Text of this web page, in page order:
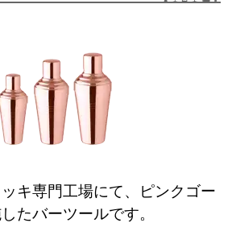
キ専門工場にて、ピンクゴー
たバーツールです。